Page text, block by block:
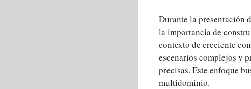
Durante la presentación
la importancia de
contexto de creciente
escenarios complejos y
precisas. Este enfoque
multidominio.